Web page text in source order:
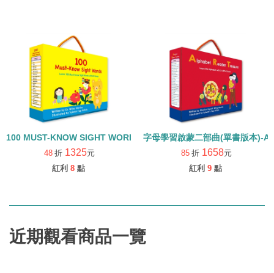
100 MUST-KNOW SIGHT WORDS/常見字強化英語力/內含25本小書
48 折 1325元
紅利 8 點
字母學習啟蒙二部曲(單書版本)-
85 折 1658元
紅利 9 點
近期觀看商品一覽